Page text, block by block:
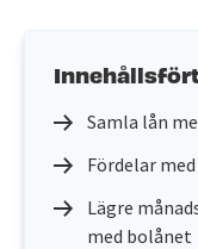
Samla lån
Fördelar
Lägre
med bolånet